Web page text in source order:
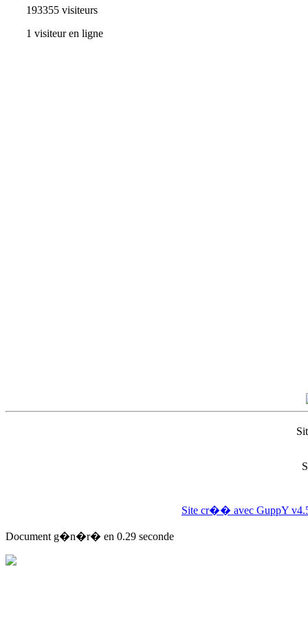
193355 visiteurs
1 visiteur en ligne
Site cr�� avec GuppY
Document g�n�r� en 0.29 seconde